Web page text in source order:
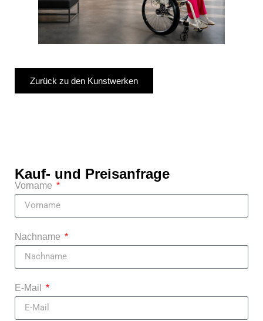
Zurück zu den Kunstwerken
Kauf- und Preisanfrage
Vorname
Nachname
E-Mail